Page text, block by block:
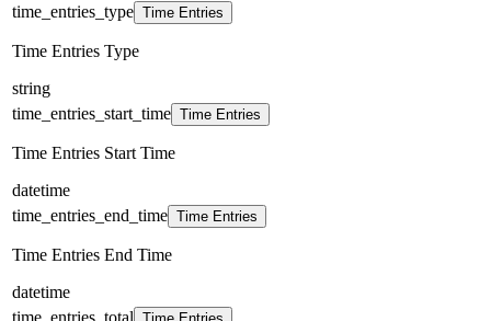
time_entries_type Time Entries
Time Entries Type
string
time_entries_start_time Time Entries
Time Entries Start Time
datetime
time_entries_end_time Time Entries
Time Entries End Time
datetime
time_entries_total